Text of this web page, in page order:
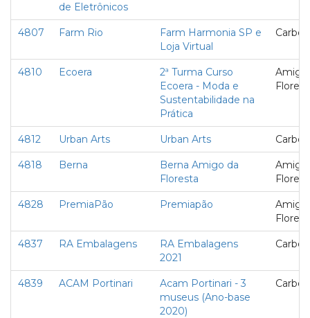
de Eletrônicos
4807 Farm Rio
Farm Harmonia SP e
Loja Virtual
4810 Ecoera
2ª Turma Curso
Ecoera - Moda e
Sustentabilidade na
Prática
Amigo
4812 Urban Arts Urban Arts
4818 Berna
Berna Amigo da
Floresta
Amigo
4828 PremiaPão Premiapão
Amigo
4837 RA Embalagens
RA Embalagens
2021
4839 ACAM Portinari
Acam Portinari - 3
museus (Ano-base
2020)